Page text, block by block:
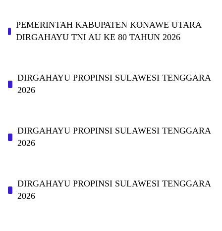
PEMERINTAH KABUPATEN KONAWE UTARA
DIRGAHAYU TNI AU KE 80 TAHUN 2026
DIRGAHAYU PROPINSI SULAWESI TENGGARA
2026
DIRGAHAYU PROPINSI SULAWESI TENGGARA
2026
DIRGAHAYU PROPINSI SULAWESI TENGGARA
2026